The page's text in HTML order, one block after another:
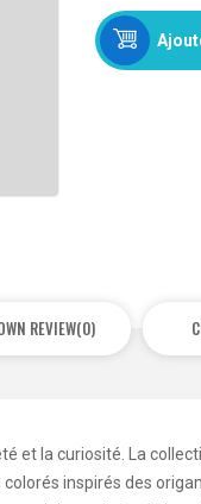
REVIEW(0)
et la curiosité. La
inspirés des